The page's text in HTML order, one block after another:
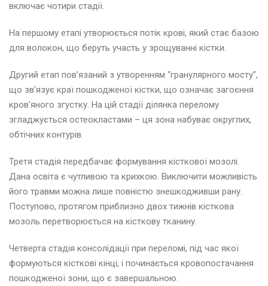
включає чотири стадії.
На першому етапі утворюється потік крові, який стає базою
для волокон, що беруть участь у зрощуванні кістки.
Другий етап пов’язаний з утворенням “гранулярного мосту”,
що зв’язує краї пошкодженої кістки, що означає загоєння
кров’яного згустку. На цій стадії ділянка перелому
згладжується остеокластами – ця зона набуває округлих,
обтічних контурів.
Третя стадія передбачає формування кісткової мозолі.
Дана освіта є чутливою та крихкою. Виключити можливість
його травми можна лише повністю знешкодживши рану.
Поступово, протягом приблизно двох тижнів кісткова
мозоль перетворюється на кісткову тканину.
Четверта стадія консолідації при переломі, під час якої
формуються кісткові кінці, і починається кровопостачання
пошкодженої зони, що є завершальною.